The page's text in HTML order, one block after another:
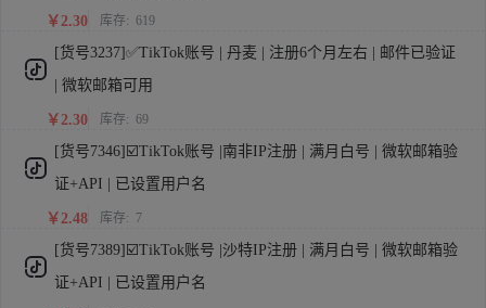
￥2.30 库存: 619
[货号3237]✅TikTok账号 | 丹麦 | 注册6个月左右 | 邮件已验证
| 微软邮箱可用
￥2.30 库存: 69
[货号7346]☑️TikTok账号 |南非IP注册 | 满月白号 | 微软邮箱验
证+API | 已设置用户名
￥2.48 库存: 7
[货号7389]☑️TikTok账号 |沙特IP注册 | 满月白号 | 微软邮箱验
证+API | 已设置用户名